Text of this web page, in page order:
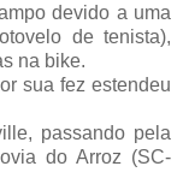
devido a uma
de tenista),
na bike.
sua fez estendeu
passando pela
do Arroz (SC-